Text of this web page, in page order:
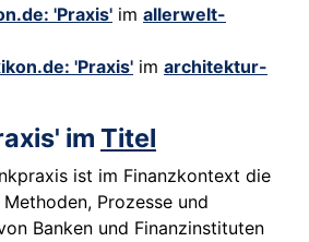
'Praxis' im allerwelt-
'Praxis' im architektur-
im Titel
ist im Finanzkontext die
Prozesse und
Banken und Finanzinstituten